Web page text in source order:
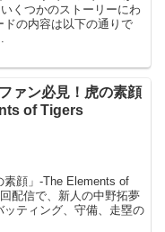
くつかのストーリーにわ
の内容は以下の通りで
ァン必見！虎の素顔
of Tigers
素顔」-The Elements of
配信で、新人の中野拓夢
ティング、守備、走塁の